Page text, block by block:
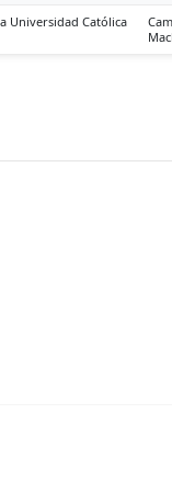
Universidad Católica